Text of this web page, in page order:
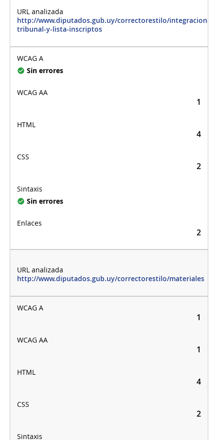
http://www.diputados.gub.uy/correctorestilo/integracion-
tribunal-y-lista-inscriptos
Sin errores
1
4
2
Sin errores
2
http://www.diputados.gub.uy/correctorestilo/materiales
1
1
4
2